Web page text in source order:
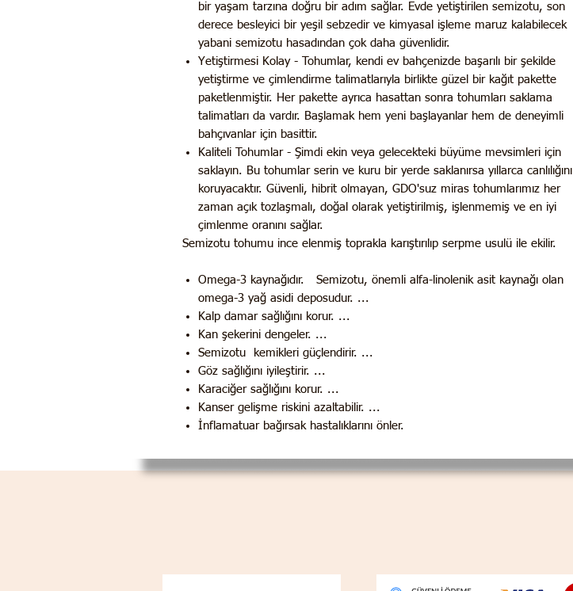
bir yaşam tarzına doğru bir adım sağlar. Evde yetiştirilen semizotu, son
derece besleyici bir yeşil sebzedir ve kimyasal işleme maruz kalabilecek
yabani semizotu hasadından çok daha güvenlidir.
Yetiştirmesi Kolay - Tohumlar, kendi ev bahçenizde başarılı bir şekilde
yetiştirme ve çimlendirme talimatlarıyla birlikte güzel bir kağıt pakette
paketlenmiştir. Her pakette ayrıca hasattan sonra tohumları saklama
talimatları da vardır. Başlamak hem yeni başlayanlar hem de deneyimli
bahçıvanlar için basittir.
Kaliteli Tohumlar - Şimdi ekin veya gelecekteki büyüme mevsimleri için
saklayın. Bu tohumlar serin ve kuru bir yerde saklanırsa yıllarca canlılığını
koruyacaktır. Güvenli, hibrit olmayan, GDO'suz miras tohumlarımız her
zaman açık tozlaşmalı, doğal olarak yetiştirilmiş, işlenmemiş ve en iyi
çimlenme oranını sağlar.
Semizotu tohumu ince elenmiş toprakla karıştırılıp serpme usulü ile ekilir.
Omega-3 kaynağıdır. Semizotu, önemli alfa-linolenik asit kaynağı olan
omega-3 yağ asidi deposudur. ...
Kalp damar sağlığını korur. ...
Kan şekerini dengeler. ...
Semizotu kemikleri güçlendirir. ...
Göz sağlığını iyileştirir. ...
Karaciğer sağlığını korur. ...
Kanser gelişme riskini azaltabilir. ...
İnflamatuar bağırsak hastalıklarını önler.